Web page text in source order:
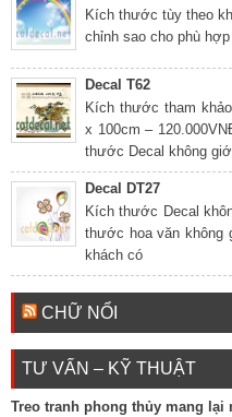
Kích thước tùy theo
chỉnh sao cho phù
Decal T62
Kích thước tham
x 100cm –
thước Decal không
Decal DT27
Kích thước Decal
thước hoa văn không
khách có
CHỮ NỔI
TƯ VẤN – KỸ THUẬT
Treo tranh phong thủy mang lại